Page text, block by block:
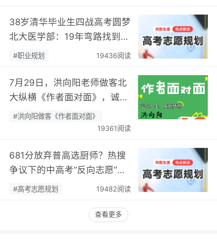
38岁清华毕业生四战高考圆梦
北大医学部：19年弯路找到终
身热爱，可幸又可惜！…
#职业规划 19436阅读
7月29日，洪向阳老师做客北
大纵横《作者面对面》，诚邀
您现场相聚！…
#洪向阳做客《作者面对面》
19361阅读
681分放弃普高选厨师？热搜
争议下的中高考“反向志愿”
潮，藏着职业规划新逻辑…
#高考志愿规划 19482阅读
查看更多